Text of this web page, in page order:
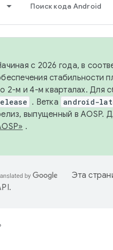
Поиск кода Android
с 2026 года, в
стабильности
2-м и 4-м кварталах. Для
. Ветка android-
выпущенный в AOSP.
.
Эта
.